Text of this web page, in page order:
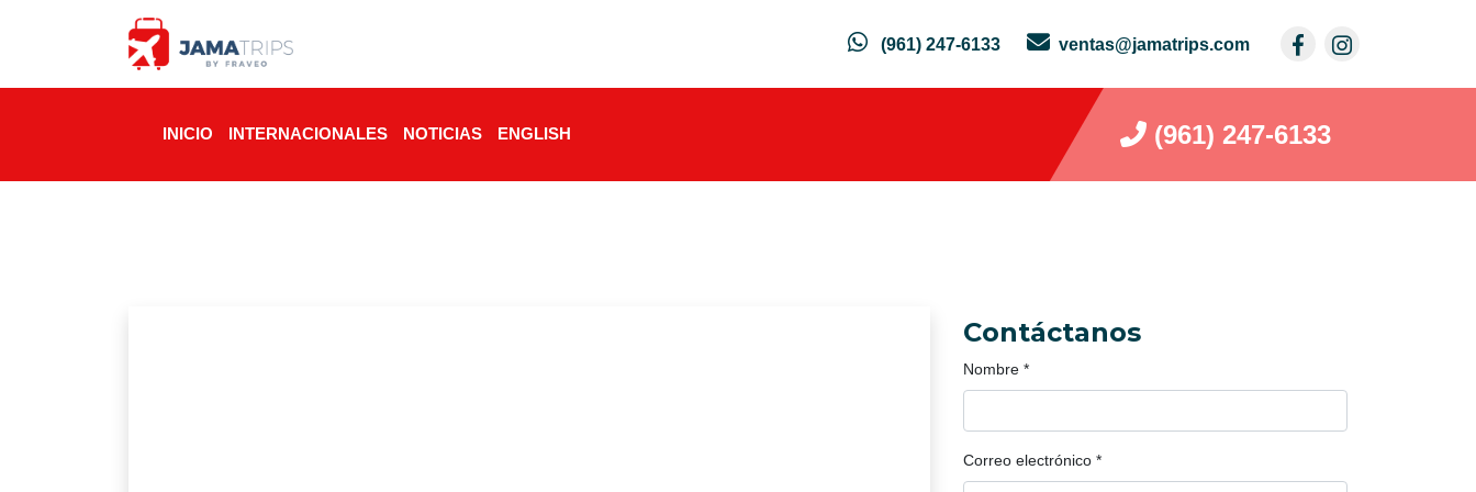
(961) 247-6133 ventas@jamatrips.com
INICIO INTERNACIONALES NOTICIAS ENGLISH (961) 247-6133
Contáctanos
Nombre *
Correo electrónico *